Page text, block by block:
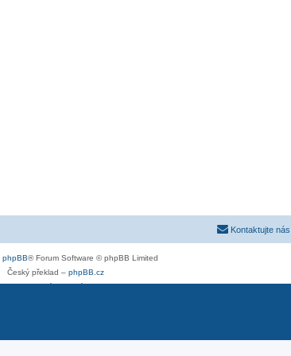
Kontaktujte nás
phpBB® Forum Software © phpBB Limited
Český překlad – phpBB.cz
Soukromí|Podmínky